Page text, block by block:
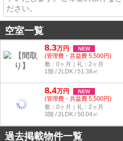
ださい。
空室一覧
8.3万円 NEW
(管理費・共益費 5,500円)
敷：0ヶ月｜礼：2ヶ月
1階 / 2LDK / 51.38㎡
8.4万円 NEW
(管理費・共益費 5,500円)
敷：0ヶ月｜礼：2ヶ月
3階 / 2LDK / 50.04㎡
過去掲載物件一覧